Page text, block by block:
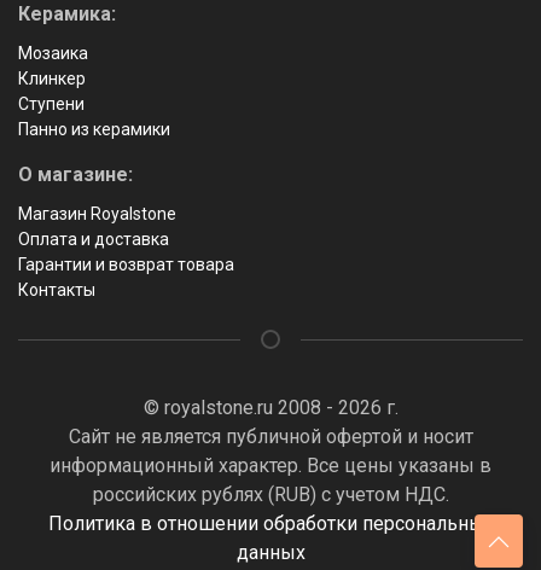
Керамика:
Мозаика
Клинкер
Ступени
Панно из керамики
О магазине:
Магазин Royalstone
Оплата и доставка
Гарантии и возврат товара
Контакты
© royalstone.ru 2008 - 2026 г.
Сайт не является публичной офертой и носит
информационный характер. Все цены указаны в
российских рублях (RUB) с учетом НДС.
Политика в отношении обработки персональных
данных